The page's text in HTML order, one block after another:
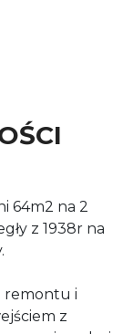
64m2 na 2
z 1938r na
remontu i
z